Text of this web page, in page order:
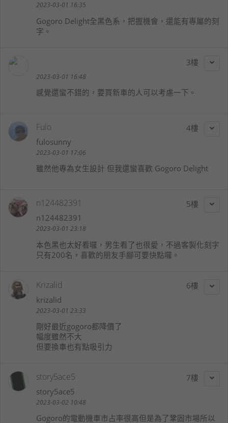
2023-03-01 16:35
Gogoro Delight全黑色系，把握機會，還能有專屬的刻
字。
3
2023-03-01 16:48
感覺還蠻不錯的，要買新車的人可以考慮一下。
4
Fulo
fulosunny
2023-03-01 17:06
雖然他專為女生設計 但我還蠻喜歡 Gogoro Delight
5
n124482391
n124482391
2023-03-01 23:18
本色黑也太好看囉，男生看了也很愛，不過客製化刻字
只有200名，喜歡的朋友手腳可要快點囉。
6
Krizalid
krizalid
2023-03-01 23:33
剛好最近gogoro都降價了
幅度雖然不大
但要換車也有點吸引力
7
story5ace5
story5ace5
2023-03-02 10:48
Gogoro的電動機車市占率很高但是為了鞏固市場所以